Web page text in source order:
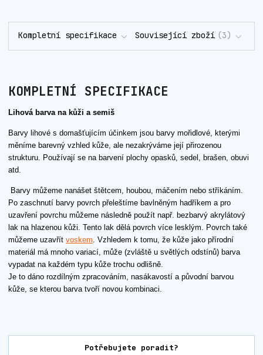
Kompletní specifikace Související zboží 3
KOMPLETNÍ SPECIFIKACE
Lihová barva na kůži a semiš
Barvy lihové s domašťujícím účinkem jsou barvy mořidlové, kterými
měníme barevný vzhled kůže, ale nezakrýváme její přirozenou
strukturu. Používají se na barvení plochy opasků, sedel, brašen, obuvi
atd.
Barvy můžeme nanášet štětcem, houbou, máčením nebo stříkáním.
Po zaschnutí barvy povrch přeleštíme bavlněným hadříkem a pro
uzavření povrchu můžeme následně použít např. bezbarvý akrylátový
lak na hlazenou kůži. Tento lak dělá povrch více lesklým. Povrch také
můžeme uzavřít voskem. Vzhledem k tomu, že kůže jako přírodní
materiál má mnoho variací, může (zvláště u světlých odstínů) barva
vypadat na každém typu kůže trochu odlišně.
Je to dáno rozdílným zpracováním, nasákavostí a původní barvou
kůže, se kterou barva tvoří novou kombinaci.
Potřebujete poradit?